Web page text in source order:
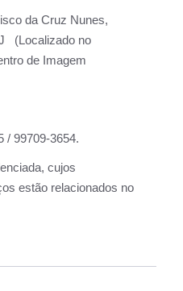
da Cruz Nunes,
(Localizado no
de Imagem
/ 99709-3654.
cujos
estão relacionados no